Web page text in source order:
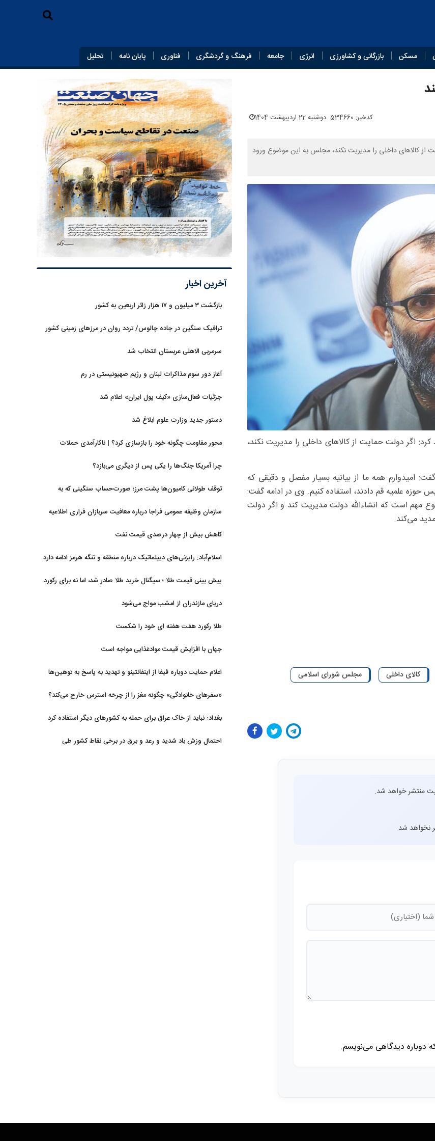
مسکن بازرگانی و کشاورزی انرژی جامعه فرهنگ و گردشگری فناوری پایان‌ نامه تحلیل
کدخبر: 534660 دوشنبه 22 اردیبهشت 1404
از کالاهای داخلی را مدیریت نکند، مجلس به این موضوع ورود
اگر دولت حمایت از کالاهای داخلی را مدیریت نکند،
امیدوارم همه ما از بیانیه بسیار مفصل و دقیقی که
علمیه قم دادند، استفاده کنیم. وی در ادامه گفت:
مهم است که انشاءالله دولت مدیریت کند و اگر دولت
می‌کند.
کالای داخلی
مجلس شورای اسلامی
منتشر خواهد شد.
نخواهد شد.
دوباره دیدگاهی می‌نویسم.
آخرین اخبار
بازگشت ۳ میلیون و ۱۷ هزار زائر اربعین به کشور
ترافیک سنگین در جاده چالوس/ تردد روان در مرزهای زمینی کشور
سرمربی الاهلی عربستان انتخاب شد
آغاز دور سوم مذاکرات لبنان و رژیم صهیونیستی در رم
جزئیات فعال‌سازی «کیف پول ایران» اعلام شد
دستور جدید وزارت علوم ابلاغ شد
محور مقاومت چگونه خود را بازسازی کرد؟ | ناکارآمدی حملات
چرا آمریکا جنگ‌ها را یکی پس از دیگری می‌بازد؟
توقف طولانی کامیون‌ها پشت مرز؛ صورت‌حساب سنگینی که به
سازمان وظیفه عمومی فراجا درباره معافیت سربازان فراری اطلاعیه
کاهش بیش از چهار درصدی قیمت نفت
اسلام‌آباد: رایزنی‌های دیپلماتیک درباره منطقه و تنگه هرمز ادامه دارد
پیش بینی قیمت طلا ؛ سیگنال خرید طلا صادر شد، اما نه برای رکورد
دریای مازندران از امشب مواج می‌شود
طلا رکورد هفت هفته ای خود را شکست
جهان با افزایش قیمت موادغذایی مواجه است
اعلام حمایت دوباره فیفا از اینفانتینو و تهدید به پاسخ به توهین‌ها
«سفرهای خانوادگی» چگونه مغز را از چرخه استرس خارج می‌کند؟
بغداد: نباید از خاک عراق برای حمله به کشورهای دیگر استفاده کرد
احتمال وزش باد شدید و رعد و برق در برخی نقاط کشور طی